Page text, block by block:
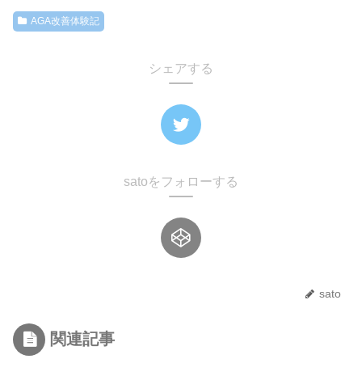
AGA改善体験記
シェアする
satoをフォローする
sato
関連記事